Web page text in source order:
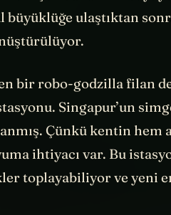
büyüklüğe ulaştıktan
bir robo-godzilla filan
Singapur’un
Çünkü kentin hem
ihtiyacı var. Bu
toplayabiliyor ve yeni